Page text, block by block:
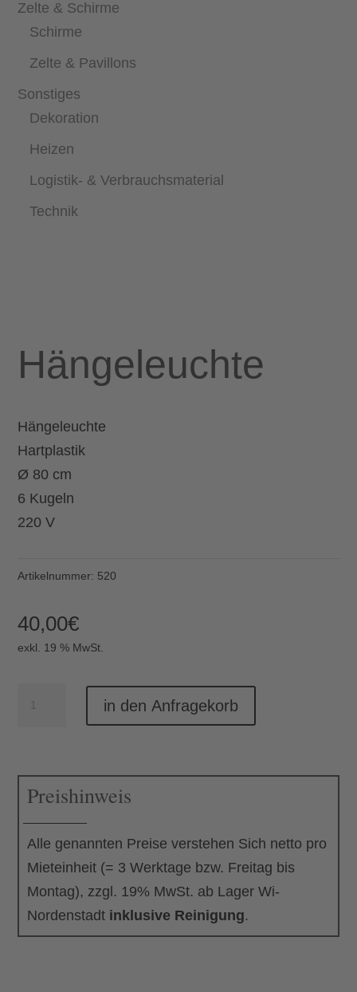
Zelte & Schirme
Schirme
Zelte & Pavillons
Sonstiges
Dekoration
Heizen
Logistik- & Verbrauchsmaterial
Technik
Hängeleuchte
Hängeleuchte
Hartplastik
Ø 80 cm
6 Kugeln
220 V
Artikelnummer: 520
40,00€
exkl. 19 % MwSt.
in den Anfragekorb
Preishinweis
Alle genannten Preise verstehen Sich netto pro
Mieteinheit (= 3 Werktage bzw. Freitag bis
Montag), zzgl. 19% MwSt. ab Lager Wi-
Nordenstadt inklusive Reinigung.